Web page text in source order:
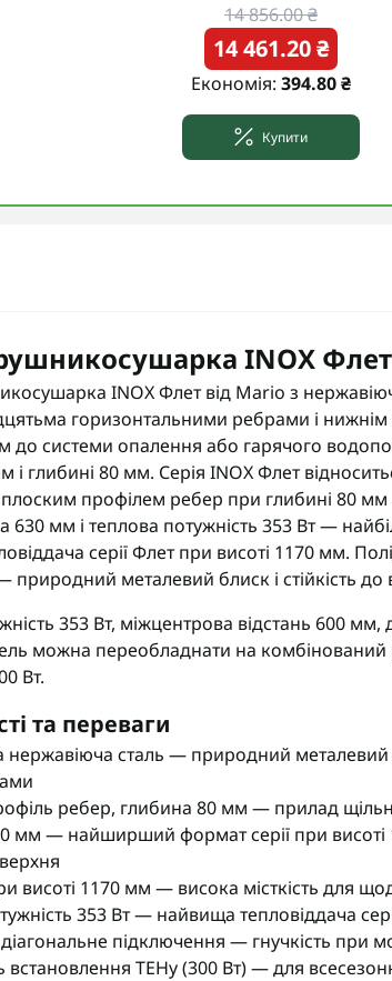
14 856.00 ₴
14 461.20 ₴
Економія: 394.80 ₴
Купити
INOX
INOX Флет від Mario з
горизонтальними ребрами і
до системи опалення або гарячого
і глибині 80 мм. Серія INOX Флет
плоским профілем ребер при глибині 80
630 мм і теплова потужність 353 Вт —
серії Флет при висоті 1170 мм.
металевий блиск і стійкість
353 Вт, міжцентрова відстань 600
можна переобладнати на
Вт.
та переваги
нержавіюча сталь — природний металевий
ребер, глибина 80 мм — прилад
мм — найширший формат серії при
висоті 1170 мм — висока місткість для
353 Вт — найвища тепловіддача
підключення — гнучкість при
встановлення ТЕНу (300 Вт) — для